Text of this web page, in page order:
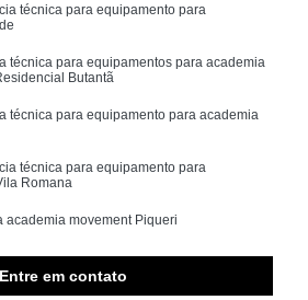
técnica para equipamento para
técnica para equipamentos para academia
Butantã
técnica para equipamento para academia
técnica para equipamento para
Romana
academia movement Piqueri
técnica para equipamentos e acessórios
Entre em contato